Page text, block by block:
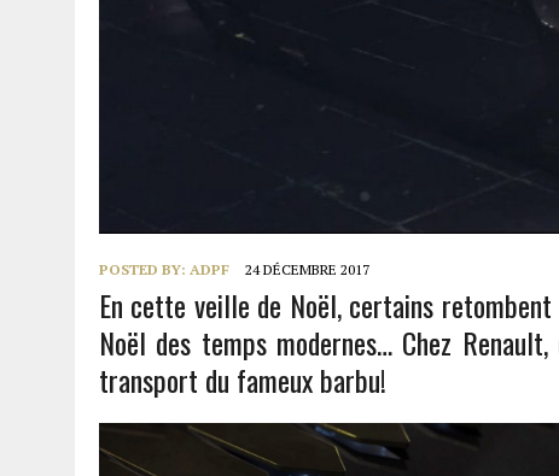
POSTED BY: ADPF 24 DÉCEMBRE 2017
En cette veille de Noël, certains
Noël des temps modernes… Chez
transport du fameux barbu!